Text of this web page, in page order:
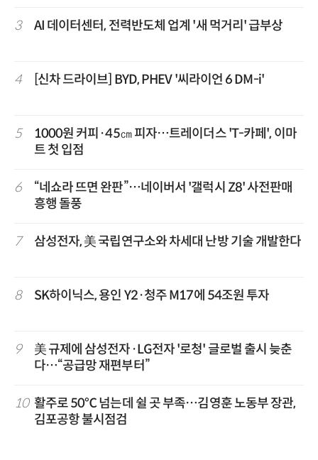
3 AI 데이터센터, 전력반도체 업계 '새 먹거리' 급부상
4 [신차 드라이브] BYD, PHEV '씨라이언 6 DM-i'
5
1000원 커피·45㎝ 피자…트레이더스 'T-카페', 이마
트 첫 입점
6
“네쇼라 뜨면 완판”…네이버서 '갤럭시 Z8' 사전판매
흥행 돌풍
7 삼성전자, 美 국립연구소와 차세대 난방 기술 개발한다
8 SK하이닉스, 용인 Y2·청주 M17에 54조원 투자
9
美 규제에 삼성전자·LG전자 '로청' 글로벌 출시 늦춘
다…“공급망 재편부터”
10 활주로 50℃ 넘는데 쉴 곳 부족…김영훈 노동부 장관,
김포공항 불시점검